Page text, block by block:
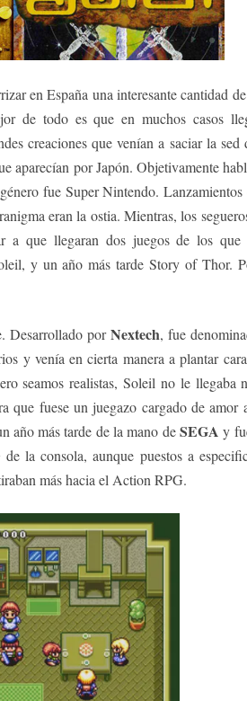
en España una interesante cantidad
de todo es que en muchos casos
creaciones que venían a saciar la sed
aparecían por Japón. Objetivamente
fue Super Nintendo. Lanzamientos
eran la ostia. Mientras, los
a que llegaran dos juegos de los que
y un año más tarde Story of Thor.
Desarrollado porNextech, fue
y venía en cierta manera a plantar
seamos realistas, Soleil no le llegaba
que fuese un juegazo cargado de amor
año más tarde de la mano deSEGA y
la consola, aunque puestos a
más hacia el Action RPG.